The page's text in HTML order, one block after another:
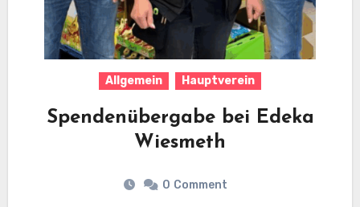
Allgemein Hauptverein
Spendenübergabe bei Edeka
Wiesmeth
0 Comment